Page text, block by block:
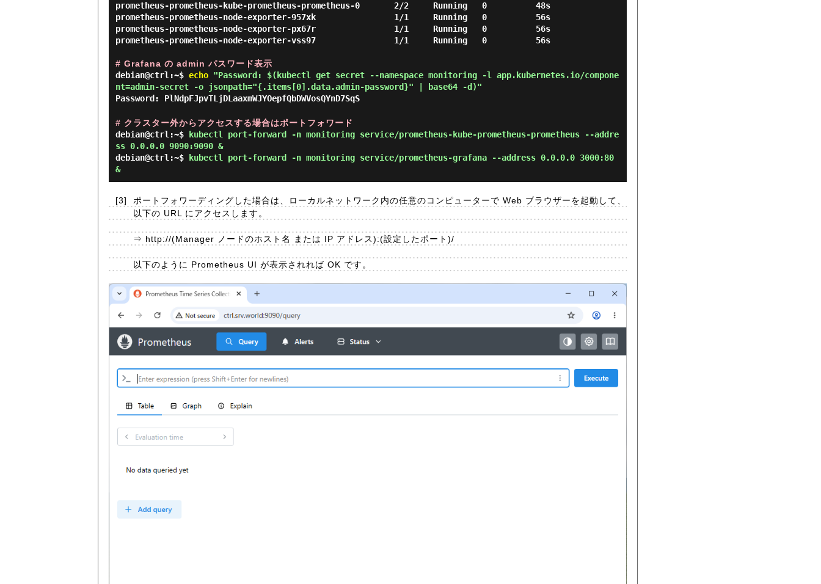
prometheus-prometheus-kube-prometheus-prometheus-0       2/2     Running   0          48s
prometheus-prometheus-node-exporter-957xk                1/1     Running   0          56s
prometheus-prometheus-node-exporter-px67r                1/1     Running   0          56s
prometheus-prometheus-node-exporter-vss97                1/1     Running   0          56s
# Grafana の admin パスワード表示
debian@ctrl:~$ echo "Password: $(kubectl get secret --namespace monitoring -l app.kubernetes.io/compone
nt=admin-secret -o jsonpath="{.items[0].data.admin-password}" | base64 -d)"
Password: PlNdpFJpvTLjDLaaxmWJYOepfQbDWVosQYnD7SqS
# クラスター外からアクセスする場合はポートフォワード
debian@ctrl:~$
kubectl port-forward -n monitoring service/prometheus-kube-prometheus-prometheus --addre
ss 0.0.0.0 9090:9090 &
debian@ctrl:~$
kubectl port-forward -n monitoring service/prometheus-grafana --address 0.0.0.0 3000:80
&
[3]
ポートフォワーディングした場合は、ローカルネットワーク内の任意のコンピューターで Web ブラウザーを起動して、
以下の URL にアクセスします。
⇒ http://(Manager ノードのホスト名 または IP アドレス):(設定したポート)/
以下のように Prometheus UI が表示されれば OK です。